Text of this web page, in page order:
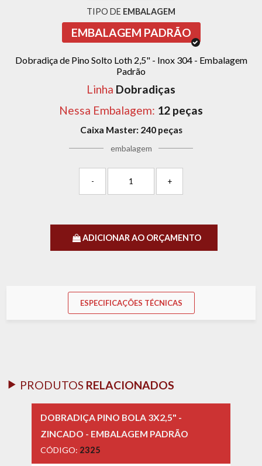
TIPO DE EMBALAGEM
EMBALAGEM PADRÃO
Dobradiça de Pino Solto Loth 2,5" - Inox 304 - Embalagem
Padrão
Linha Dobradiças
Nessa Embalagem: 12 peças
Caixa Master: 240 peças
embalagem
- +
ADICIONAR AO ORÇAMENTO
ESPECIFICAÇÕES TÉCNICAS
PRODUTOS RELACIONADOS
DOBRADIÇA PINO BOLA 3X2,5" -
ZINCADO - EMBALAGEM PADRÃO
CÓDIGO: 2325